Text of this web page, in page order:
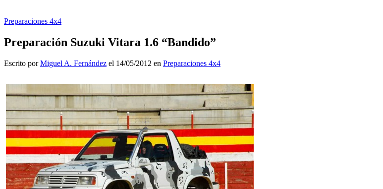
Preparaciones 4x4
Preparación Suzuki Vitara 1.6 “Bandido”
Escrito porMiguel A. Fernández el 14/05/2012 en Preparaciones 4x4